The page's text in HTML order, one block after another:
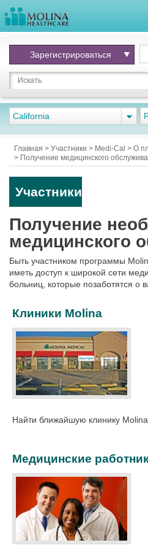
Зарегистрироваться
California
Главная > Участники > Medi-Cal > О
> Получение медицинского
Участники
Получение
медицинского
Быть участником программы
иметь доступ к широкой сети
больниц, которые позаботятся о
Клиники Molina
Найти ближайшую клинику Molina.
Медицинские